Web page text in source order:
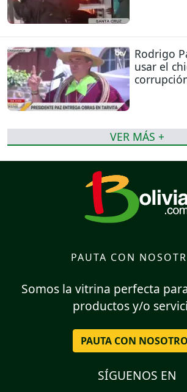
Rodrigo
usar el
VER MÁS +
PAUTA CON
Somos la vitrina perfecta
productos y/o
PAUTA CON
SÍGUENOS EN